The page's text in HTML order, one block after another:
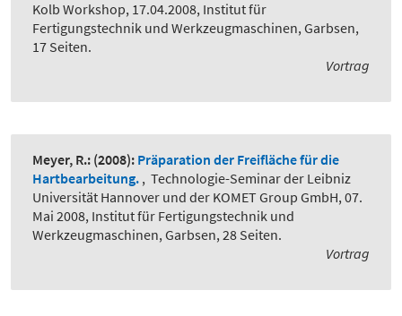
Kolb Workshop, 17.04.2008, Institut für
Fertigungstechnik und Werkzeugmaschinen, Garbsen,
17 Seiten.
Vortrag
Meyer, R.: (2008): Präparation der Freifläche für die
Hartbearbeitung. , Technologie-Seminar der Leibniz
Universität Hannover und der KOMET Group GmbH, 07.
Mai 2008, Institut für Fertigungstechnik und
Werkzeugmaschinen, Garbsen, 28 Seiten.
Vortrag